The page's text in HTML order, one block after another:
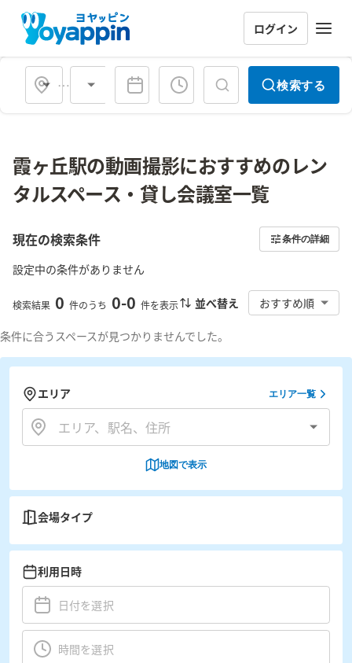
ログイン
会場タイプ 検索する
霞ヶ丘駅の動画撮影におすすめのレン
タルスペース・貸し会議室一覧
現在の検索条件 条件の詳細
設定中の条件がありません
検索結果 0 件のうち 0-0 件を表示 並べ替え おすすめ順
条件に合うスペースが見つかりませんでした。
エリア エリア一覧
地図で表示
会場タイプ
利用日時